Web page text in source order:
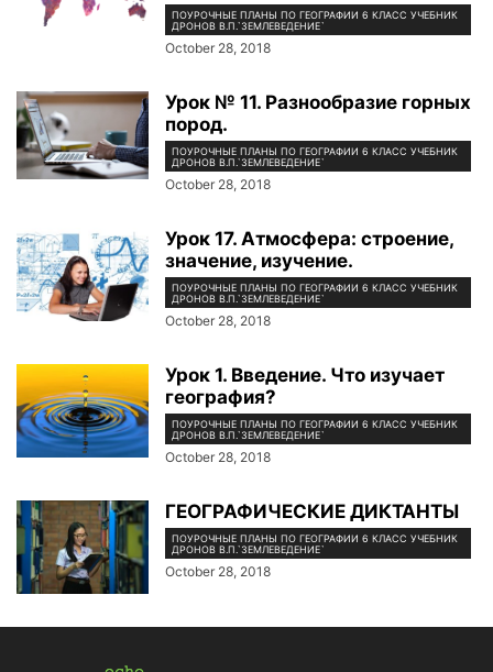
ПОУРОЧНЫЕ ПЛАНЫ ПО ГЕОГРАФИИ 6 КЛАСС УЧЕБНИК
ДРОНОВ В.П.`ЗЕМЛЕВЕДЕНИЕ`
October 28, 2018
Урок № 11. Разнообразие горных
пород.
ПОУРОЧНЫЕ ПЛАНЫ ПО ГЕОГРАФИИ 6 КЛАСС УЧЕБНИК
ДРОНОВ В.П.`ЗЕМЛЕВЕДЕНИЕ`
October 28, 2018
Урок 17. Атмосфера: строение,
значение, изучение.
ПОУРОЧНЫЕ ПЛАНЫ ПО ГЕОГРАФИИ 6 КЛАСС УЧЕБНИК
ДРОНОВ В.П.`ЗЕМЛЕВЕДЕНИЕ`
October 28, 2018
Урок 1. Введение. Что изучает
география?
ПОУРОЧНЫЕ ПЛАНЫ ПО ГЕОГРАФИИ 6 КЛАСС УЧЕБНИК
ДРОНОВ В.П.`ЗЕМЛЕВЕДЕНИЕ`
October 28, 2018
ГЕОГРАФИЧЕСКИЕ ДИКТАНТЫ
ПОУРОЧНЫЕ ПЛАНЫ ПО ГЕОГРАФИИ 6 КЛАСС УЧЕБНИК
ДРОНОВ В.П.`ЗЕМЛЕВЕДЕНИЕ`
October 28, 2018